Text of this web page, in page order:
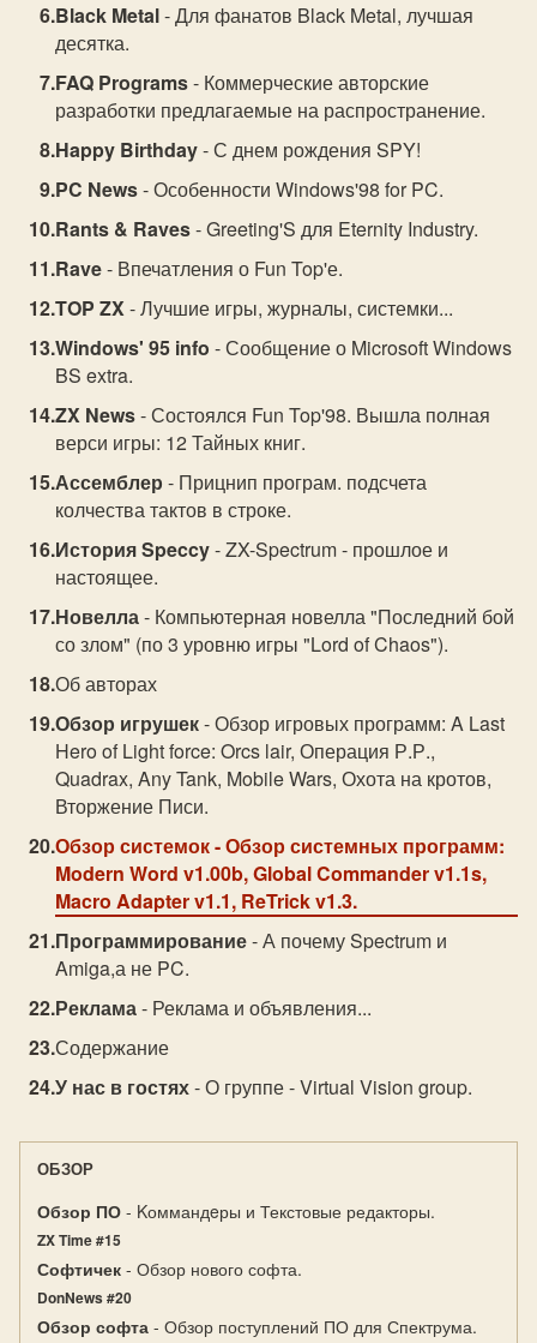
Black Metal- Для фанатов Black Metal, лучшая
десятка.
FAQ Programs- Коммерческие авторские
разработки предлагаемые на распространение.
Happy Birthday- С днем рождения SPY!
PC News- Особенности Windows'98 for PC.
Rants & Raves- Greeting'S для Eternity Industry.
Rave- Впечатления о Fun Top'е.
TOP ZX- Лучшие игры, журналы, системки...
Windows' 95 info - Сообщение о Microsoft Windows
BS extra.
ZX News- Состоялся Fun Top'98. Вышла полная
верси игры: 12 Тайных книг.
Ассемблер - Прицнип програм. подсчета
колчества тактов в строке.
История Speccy- ZX-Spectrum - прошлое и
настоящее.
Новелла- Компьютерная новелла "Последний бой
со злом" (по 3 уровню игры "Lord of Chaos").
Об авторах
Обзор игрушек- Обзор игровых программ: A Last
Hero of Light force: Orcs lair, Операция Р.Р.,
Quadrax, Any Tank, Mobile Wars, Охота на кротов,
Вторжение Писи.
Обзор системок- Обзор системных программ:
Modern Word v1.00b, Global Commander v1.1s,
Macro Adapter v1.1, ReTrick v1.3.
Программирование- А почему Spectrum и
Amiga,а не PC.
Реклама- Реклама и объявления...
Содержание
У нас в гостях- О группе - Virtual Vision group.
ОБЗОР
Обзор ПО - Kоммандeры и Текстовые редакторы.
ZX Time #15
Софтичек - Обзор нового софта.
DonNews #20
Обзор софта - Обзор поступлений ПО для Спектрума.